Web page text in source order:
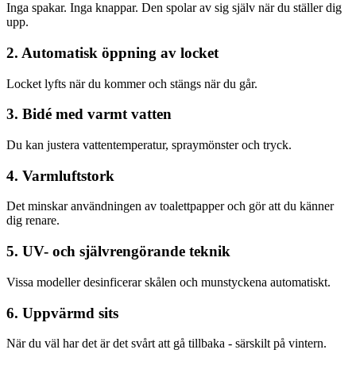
Inga spakar. Inga knappar. Den spolar av sig själv när du ställer dig
upp.
2. Automatisk öppning av locket
Locket lyfts när du kommer och stängs när du går.
3. Bidé med varmt vatten
Du kan justera vattentemperatur, spraymönster och tryck.
4. Varmluftstork
Det minskar användningen av toalettpapper och gör att du känner
dig renare.
5. UV- och självrengörande teknik
Vissa modeller desinficerar skålen och munstyckena automatiskt.
6. Uppvärmd sits
När du väl har det är det svårt att gå tillbaka - särskilt på vintern.